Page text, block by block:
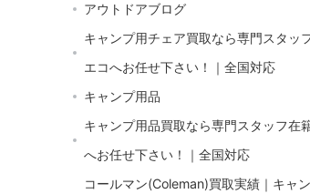
アウトドアブログ
キャンプ用チェア買取なら専門スタッ
エコへお任せ下さい！｜全国対応
キャンプ用品
キャンプ用品買取なら専門スタッフ在
へお任せ下さい！｜全国対応
コールマン(Coleman)買取実績｜キャ